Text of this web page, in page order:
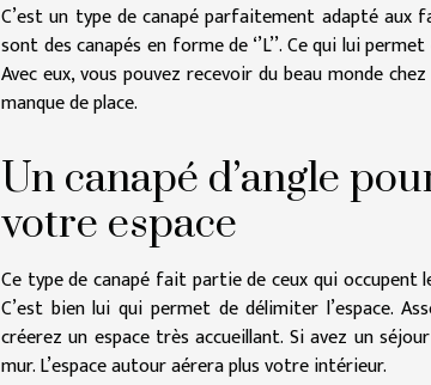
C’est un type de canapé parfaitement adapté aux
sont des canapés en forme de ‘’L’’. Ce qui lui
Avec eux, vous pouvez recevoir du beau monde
manque de place.
Un canapé d’angle
votre espace
Ce type de canapé fait partie de ceux qui occupent
C’est bien lui qui permet de délimiter l’espace.
créerez un espace très accueillant. Si avez un
mur. L’espace autour aérera plus votre intérieur.